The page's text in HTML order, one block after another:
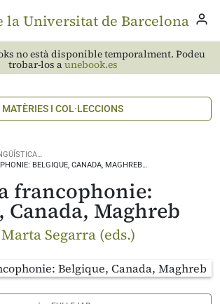
no està disponible temporalment. Podeu
trobar-los aunebook.es
MATÈRIES I COL·LECCIONS
BELGIQUE, CANADA, MAGHREB…
francophonie:
Canada, Maghreb
Segarra (eds.)